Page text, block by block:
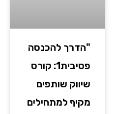
"הדרך להכנסה
פסיבית1: קורס
שיווק שותפים
מקיף למתחילים